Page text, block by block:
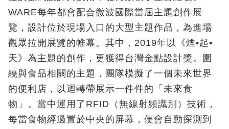
WARE每年都會配合微波國際當屆主題創作展
覽，設計位於現場入口的大型主題作品，為進場
觀眾拉開展覽的帷幕。其中， 2019年以《煙•起•
天》為主題的創作，更獲得台灣金點設計獎。圍
繞與食品相關的主題，團隊模擬了一個未來世界
的便利店，以迴轉帶展示一件件的「未來食
物」。當中運用了 RFID （無線射頻識別）技術，
每當食物經過置於中央的屏幕，便會自動探測到